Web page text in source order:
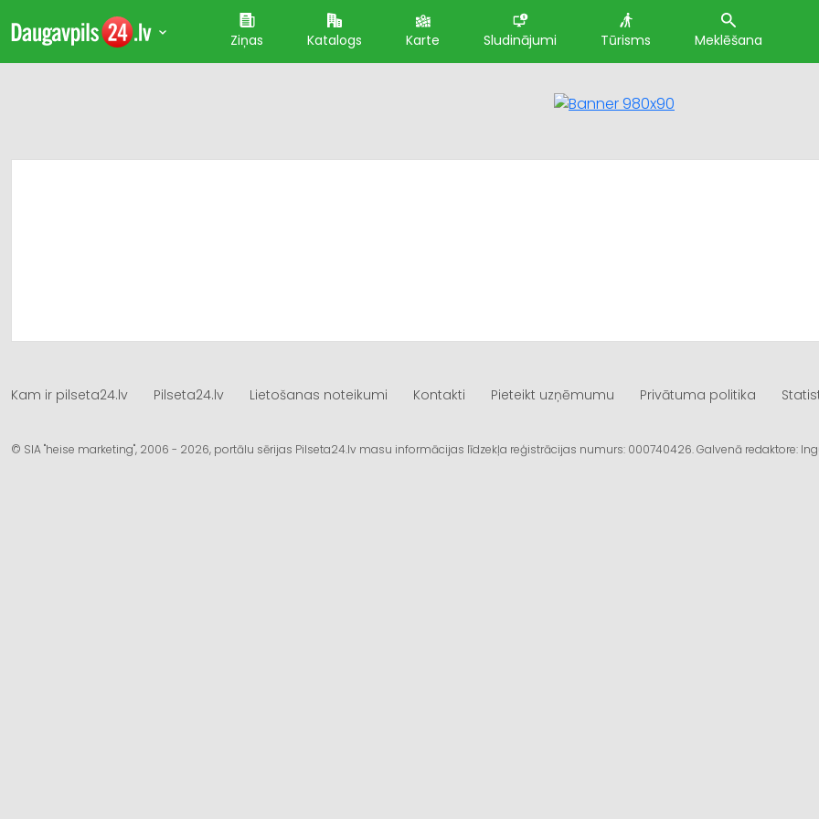
Ziņas Katalogs Karte Sludinājumi Tūrisms Meklēšana
Kam ir pilseta24.lv Pilseta24.lv Lietošanas noteikumi Kontakti Pieteikt uzņēmumu Privātuma politika
© SIA "heise marketing", 2006 - 2026, portālu sērijas Pilseta24.lv masu informācijas līdzekļa reģistrācijas numurs: 000740426. Galvenā redaktore: